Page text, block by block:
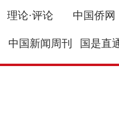
理论·评论 中国侨网
中国新闻周刊 国是直